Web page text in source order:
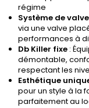
régime
Système de
via une valve
performances à
Db Killer fixe :
démontable,
respectant les
Esthétique
pour un style à la
parfaitement au